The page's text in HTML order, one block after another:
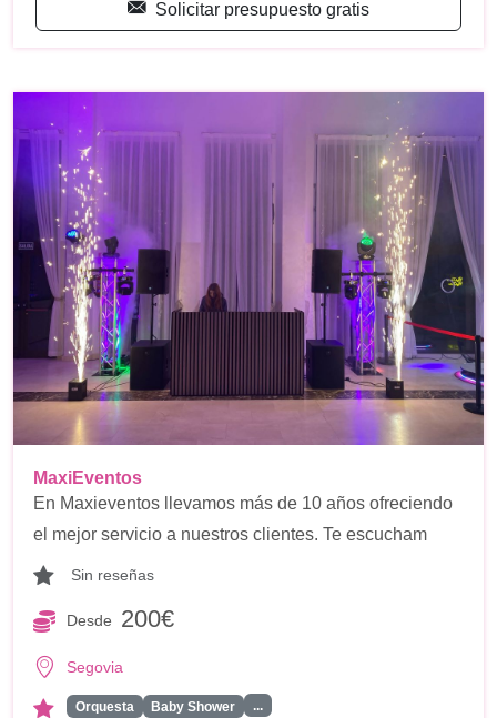
Solicitar presupuesto gratis
MaxiEventos
En Maxieventos llevamos más de 10 años ofreciendo
el mejor servicio a nuestros clientes. Te escucham
Sin reseñas
Desde 200€
Segovia
Orquesta Baby Shower ...